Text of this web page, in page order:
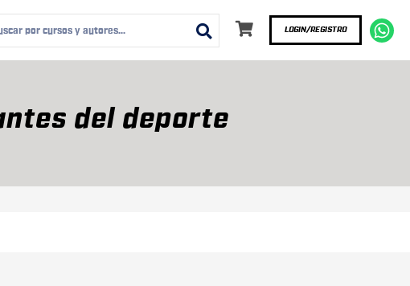
LOGIN/REGISTRO
del deporte